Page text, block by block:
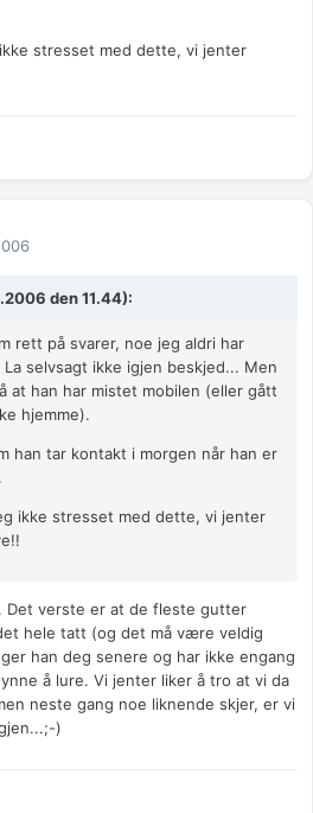
stresset med dette, vi jenter
den 11.44):
rett på svarer, noe jeg aldri har
selvsagt ikke igjen beskjed... Men
at han har mistet mobilen (eller gått
hjemme).
han tar kontakt i morgen når han er
ikke stresset med dette, vi jenter
Det verste er at de fleste gutter
hele tatt (og det må være veldig
han deg senere og har ikke engang
å lure. Vi jenter liker å tro at vi da
neste gang noe liknende skjer, er vi
)